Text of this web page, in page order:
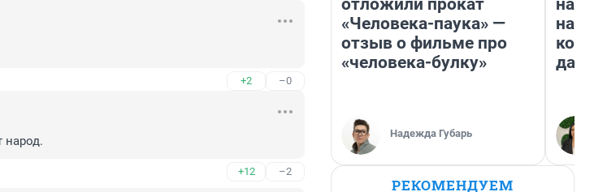
+2 –0
народ.
+12 –2
отложили прокат
«Человека-паука» —
отзыв о фильме про
«человека-булку»
Надежда Губарь
нам
даже
РЕКОМЕНДУЕМ